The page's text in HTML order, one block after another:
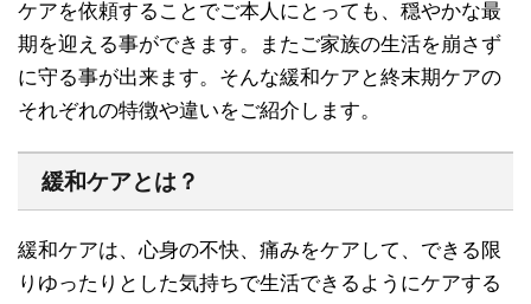
ケアを依頼することでご本人にとっても、穏やかな最
期を迎える事ができます。またご家族の生活を崩さず
に守る事が出来ます。そんな緩和ケアと終末期ケアの
それぞれの特徴や違いをご紹介します。
緩和ケアとは？
緩和ケアは、心身の不快、痛みをケアして、できる限
りゆったりとした気持ちで生活できるようにケアする